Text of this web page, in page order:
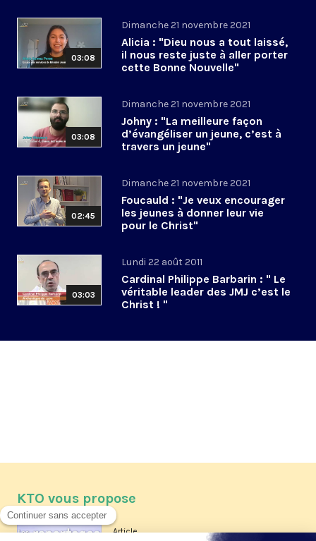
03:08
Dimanche 21 novembre 2021
Alicia : "Dieu nous a tout laissé,
il nous reste juste à aller porter
cette Bonne Nouvelle"
03:08
Dimanche 21 novembre 2021
Johny : "La meilleure façon
d’évangéliser un jeune, c’est à
travers un jeune"
02:45
Dimanche 21 novembre 2021
Foucauld : "Je veux encourager
les jeunes à donner leur vie
pour le Christ"
03:03
Lundi 22 août 2011
Cardinal Philippe Barbarin : " Le
véritable leader des JMJ c’est le
Christ ! "
KTO vous propose
Article